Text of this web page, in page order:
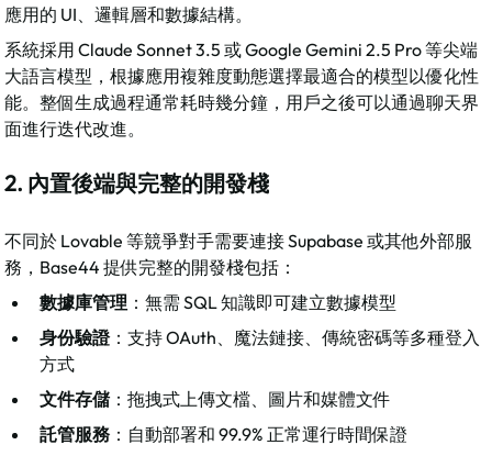
應用的 UI、邏輯層和數據結構。​
系統採用 Claude Sonnet 3.5 或 Google Gemini 2.5 Pro 等尖端
大語言模型，根據應用複雜度動態選擇最適合的模型以優化性
能。整個生成過程通常耗時幾分鐘，用戶之後可以通過聊天界
面進行迭代改進。​
2. 內置後端與完整的開發棧
不同於 Lovable 等競爭對手需要連接 Supabase 或其他外部服
務，Base44 提供完整的開發棧包括：
數據庫管理 ：無需 SQL 知識即可建立數據模型
身份驗證：支持 OAuth、魔法鏈接、傳統密碼等多種登入
方式
文件存儲：拖拽式上傳文檔、圖片和媒體文件
託管服務 ：自動部署和 99.9% 正常運行時間保證